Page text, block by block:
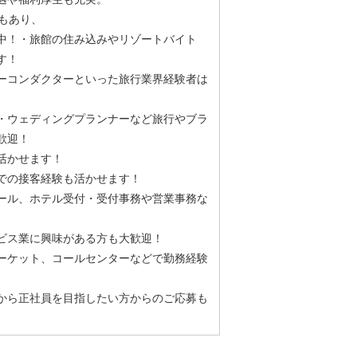
あり、
・旅館の住み込みやリゾートバイト
！
コンダクターといった旅行業界経験者は
ェディングプランナーなど旅行やブラ
迎！
かせます！
接客経験も活かせます！
ル、ホテル受付・受付事務や営業事務な
業に興味がある方も大歓迎！
ケット、コールセンターなどで勤務経験
正社員を目指したい方からのご応募も